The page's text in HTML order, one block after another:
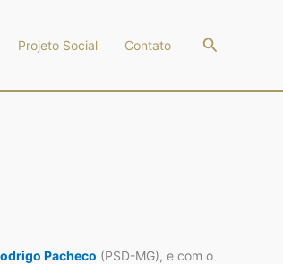
Projeto Social Contato Pesquisar
Pacheco (PSD-MG), e com o